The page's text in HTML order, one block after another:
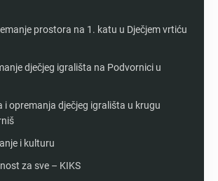
prostora na 1. katu u Dječjem vrtiću
dječjeg igrališta na Podvornici u
i opremanja dječjeg igrališta u krugu
i kulturu
za sve – KIKS